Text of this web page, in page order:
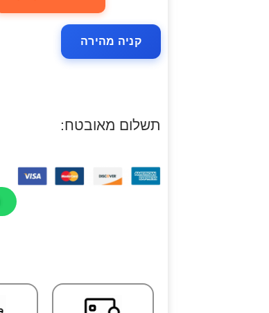
קניה מהירה
תשלום מאובטח: